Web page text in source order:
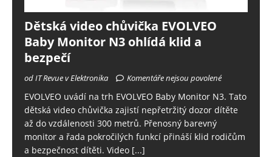
Dětská video chůvička EVOLVEO
Baby Monitor N3 ohlídá klid a
bezpečí
od IT Revue v Elektronika Komentáře nejsou povolené
EVOLVEO uvádí na trh EVOLVEO Baby Monitor N3. Tato
dětská video chůvička zajistí nepřetržitý dozor dítěte
až do vzdálenosti 300 metrů. Přenosný barevný
monitor a řada pokročilých funkcí přináší klid rodičům
a bezpečnost dítěti. Video [...]